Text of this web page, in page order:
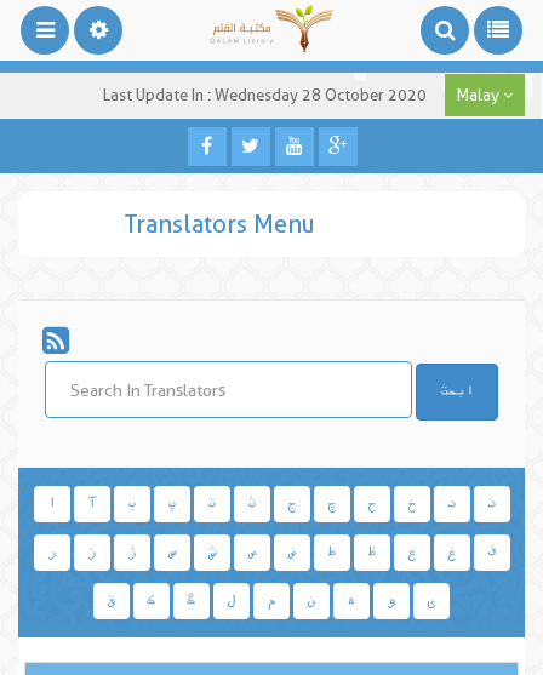
Last Update In : Wednesday 28 October 2020 Malay
Translators Menu
ابحث
ا آ ب پ ت ث ج چ ح خ د ذ
ر ز ژ س ش ص ض ط ظ ع غ ف
ق ک گ ل م ن ه و ی